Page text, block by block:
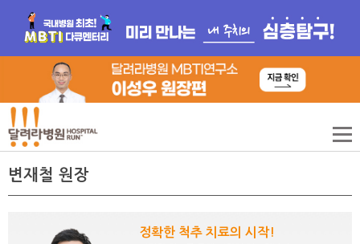
변재철 원장
정확한 척추 치료의 시작!